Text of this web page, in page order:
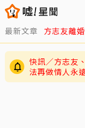
最新文章 方志友離婚
12年婚姻走到
去婚姻裂痕一
快訊／方志友
法再做情人永